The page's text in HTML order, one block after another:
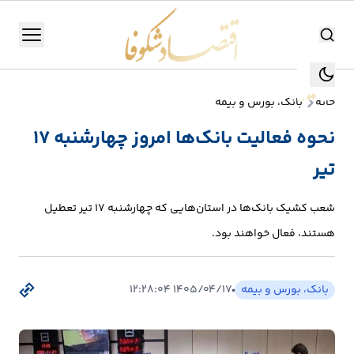
جستجو جستجو
منو
تولید
صنعت
انرژی
بانک،
و
خانه بانک، بورس و بیمه
نحوه فعالیت‌ بانک‌ها امروز چهارشنبه ۱۷
تیر
شعب کشیک بانک‌ها در استان‌هایی که چهارشنبه ۱۷ تیر تعطیل
هستند، فعال‌ خواهند بود.
بانک، بورس و بیمه ۱۴۰۵/۰۴/۱۷ ۱۲:۲۸:۰۴